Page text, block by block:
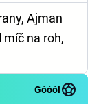
Ajman
na roh,
Góóól